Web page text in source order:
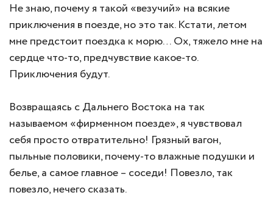
Не знаю, почему я такой «везучий» на всякие
приключения в поезде, но это так. Кстати, летом
мне предстоит поездка к морю… Ох, тяжело мне на
сердце что-то, предчувствие какое-то.
Приключения будут.
Возвращаясь с Дальнего Востока на так
называемом «фирменном поезде», я чувствовал
себя просто отвратительно! Грязный вагон,
пыльные половики, почему-то влажные подушки и
белье, а самое главное – соседи! Повезло, так
повезло, нечего сказать.